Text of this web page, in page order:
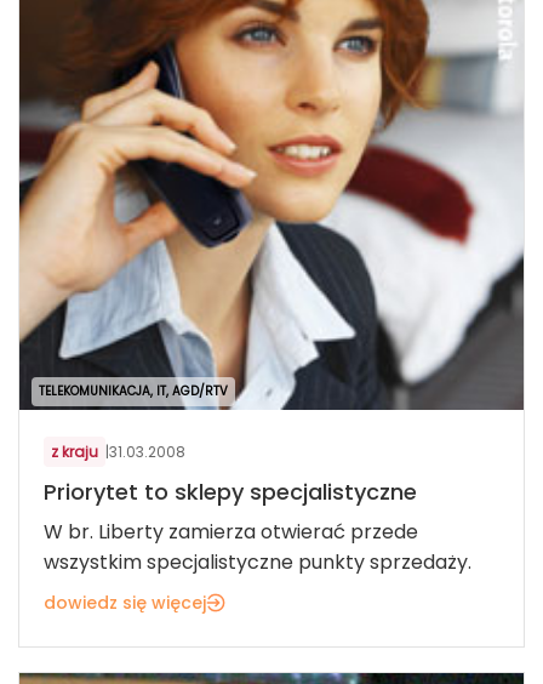
TELEKOMUNIKACJA, IT, AGD/RTV
z kraju |31.03.2008
Priorytet to sklepy specjalistyczne
W br. Liberty zamierza otwierać przede
wszystkim specjalistyczne punkty sprzedaży.
dowiedz się więcej